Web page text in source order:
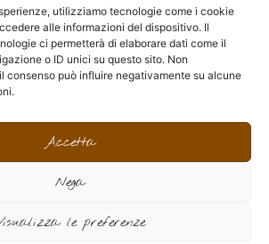
utilizziamo tecnologie come i cookie
alle informazioni del dispositivo. Il
ci permetterà di elaborare dati come il
o ID unici su questo sito. Non
consenso può influire negativamente su alcune
Accetta
Nega
le preferenze
seguici sui social
F
e
k
I
n
t
a
a
P
i
t
s
F
c